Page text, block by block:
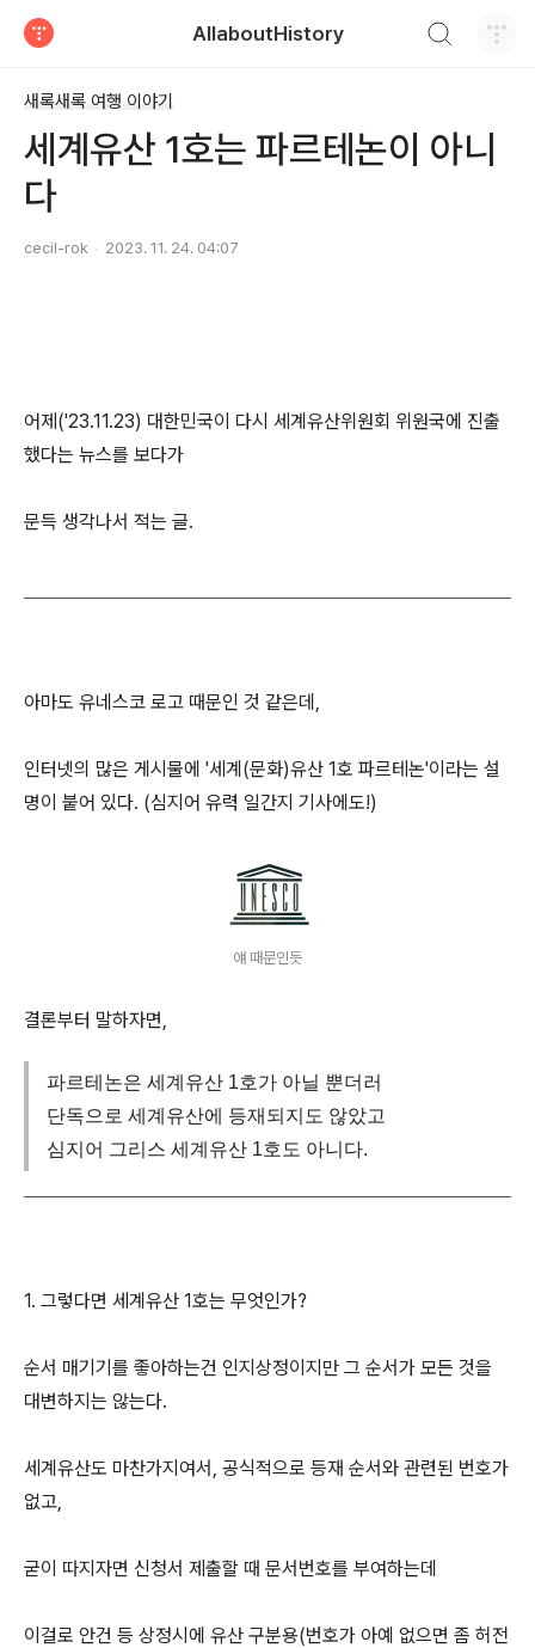
AllaboutHistory
새록새록 여행 이야기
세계유산 1호는 파르테논이 아니
다
cecil-rok 2023. 11. 24. 04:07
어제('23.11.23) 대한민국이 다시 세계유산위원회 위원국에 진출
했다는 뉴스를 보다가
문득 생각나서 적는 글.
아마도 유네스코 로고 때문인 것 같은데,
인터넷의 많은 게시물에 '세계(문화)유산 1호 파르테논'이라는 설
명이 붙어 있다. (심지어 유력 일간지 기사에도!)
얘 때문인듯
결론부터 말하자면,
파르테논은 세계유산 1호가 아닐 뿐더러
단독으로 세계유산에 등재되지도 않았고
심지어 그리스 세계유산 1호도 아니다.
1. 그렇다면 세계유산 1호는 무엇인가?
순서 매기기를 좋아하는건 인지상정이지만 그 순서가 모든 것을
대변하지는 않는다.
세계유산도 마찬가지여서, 공식적으로 등재 순서와 관련된 번호가
없고,
굳이 따지자면 신청서 제출할 때 문서번호를 부여하는데
이걸로 안건 등 상정시에 유산 구분용(번호가 아예 없으면 좀 허전